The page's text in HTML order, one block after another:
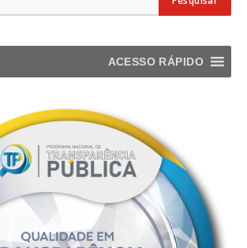
ACESSO RÁPIDO